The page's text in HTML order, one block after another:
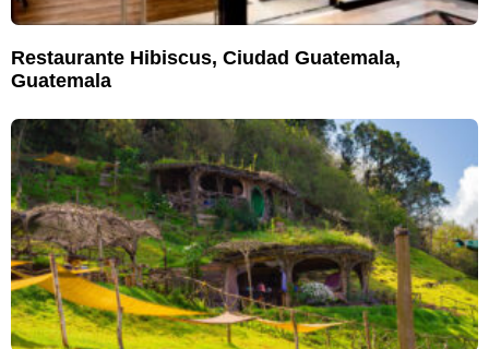
Restaurante Hibiscus, Ciudad Guatemala,
Guatemala